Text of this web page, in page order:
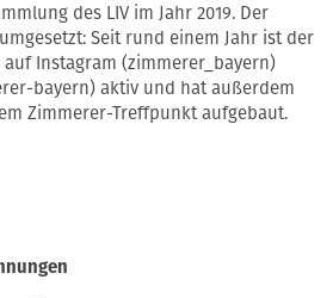
des LIV im Jahr 2019. Der
Seit rund einem Jahr ist der
Instagram (zimmerer_bayern)
bayern) aktiv und hat außerdem
Zimmerer-Treffpunkt aufgebaut.